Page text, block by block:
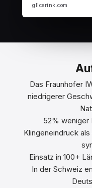
glicerink.com
Das Fraunhofer
niedrigerer
52% weniger
Klingeneindruck
Einsatz in 100+
In der Schweiz